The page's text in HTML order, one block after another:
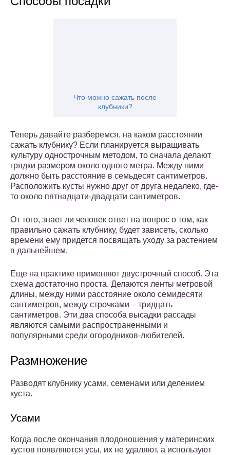
Что можно сажать после
клубники?
Теперь давайте разберемся, на каком расстоянии
сажать клубнику? Если планируется выращивать
культуру однострочным методом, то сначала делают
грядки размером около одного метра. Между ними
должно быть расстояние в семьдесят сантиметров.
Расположить кусты нужно друг от друга недалеко, где-
то около пятнадцати-двадцати сантиметров.
От того, знает ли человек ответ на вопрос о том, как
правильно сажать клубнику, будет зависеть, сколько
времени ему придется посвящать уходу за растением
в дальнейшем.
Еще на практике применяют двустрочный способ. Эта
схема достаточно проста. Делаются ленты метровой
длины, между ними расстояние около семидесяти
сантиметров, между строчками – тридцать
сантиметров. Эти два способа высадки рассады
являются самыми распространенными и
популярными среди огородников-любителей.
Размножение
Разводят клубнику усами, семенами или делением
куста.
Усами
Когда после окончания плодоношения у материнских
кустов появляются усы, их не удаляют, а используют